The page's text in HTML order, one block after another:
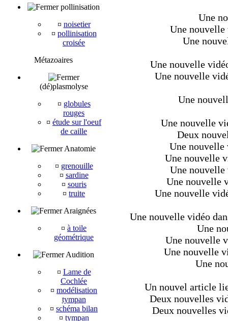
pollinisation
¤ noisetier
¤ pollinisation
croisée
Métazoaires
(dé)plasmolyse
¤ globules
rouges
¤ étude sur l'oeuf
de caille
Anatomie
¤ grenouille
¤ sardine
¤ souris
¤ truite
Araignées
¤ à toile
géométrique
Audition
¤ Lame de
Cochlée
¤ modélisation
tympan
¤ schéma bilan
¤ tympan
Une
Une nouvelle
Une
Une nouvelle
Une nouvelle
Une
Une nouvelle
Deux
Une nouvelle
Une nouvelle
Une nouvelle
Une nouvelle
Une nouvelle
Une nouvelle vidéo
Une
Une nouvelle
Une nouvelle
Une
Un nouvel article
Deux nouvelles
Deux nouvelles